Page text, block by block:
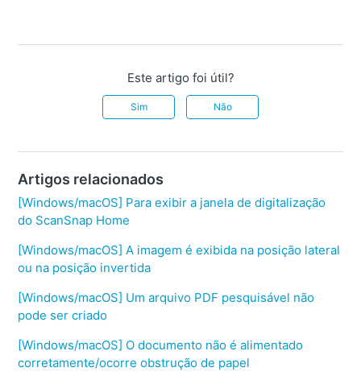
Este artigo foi útil?
Sim Não
Artigos relacionados
[Windows/macOS] Para exibir a janela de digitalização
do ScanSnap Home
[Windows/macOS] A imagem é exibida na posição lateral
ou na posição invertida
[Windows/macOS] Um arquivo PDF pesquisável não
pode ser criado
[Windows/macOS] O documento não é alimentado
corretamente/ocorre obstrução de papel